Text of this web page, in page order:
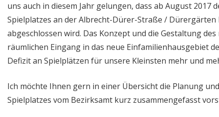
uns auch in diesem Jahr gelungen, dass ab August 2017
Spielplatzes an der Albrecht-Dürer-Straße / Dürergärten
abgeschlossen wird. Das Konzept und die Gestaltung
räumlichen Eingang in das neue Einfamilienhausgebiet
Defizit an Spielplätzen für unsere Kleinsten mehr und
Ich möchte Ihnen gern in einer Übersicht die Planung
Spielplatzes vom Bezirksamt kurz zusammengefasst